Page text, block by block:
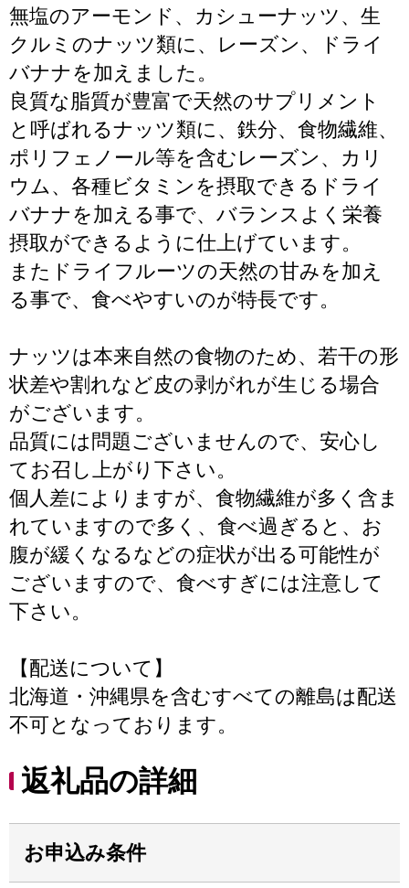
無塩のアーモンド、カシューナッツ、生
クルミのナッツ類に、レーズン、ドライ
バナナを加えました。
良質な脂質が豊富で天然のサプリメント
と呼ばれるナッツ類に、鉄分、食物繊維、
ポリフェノール等を含むレーズン、カリ
ウム、各種ビタミンを摂取できるドライ
バナナを加える事で、バランスよく栄養
摂取ができるように仕上げています。
またドライフルーツの天然の甘みを加え
る事で、食べやすいのが特長です。
ナッツは本来自然の食物のため、若干の形
状差や割れなど皮の剥がれが生じる場合
がございます。
品質には問題ございませんので、安心し
てお召し上がり下さい。
個人差によりますが、食物繊維が多く含ま
れていますので多く、食べ過ぎると、お
腹が緩くなるなどの症状が出る可能性が
ございますので、食べすぎには注意して
下さい。
【配送について】
北海道・沖縄県を含むすべての離島は配送
不可となっております。
返礼品の詳細
お申込み条件